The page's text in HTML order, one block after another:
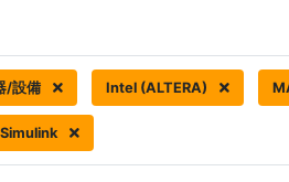
/設備 Intel (ALTERA)
Simulink